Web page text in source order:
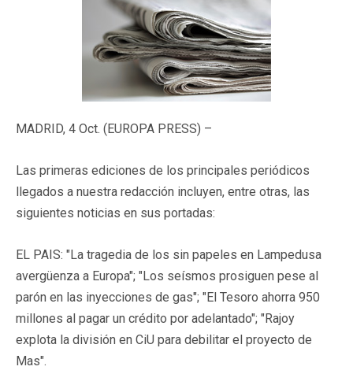
MADRID, 4 Oct. (EUROPA PRESS) –
Las primeras ediciones de los principales periódicos
llegados a nuestra redacción incluyen, entre otras, las
siguientes noticias en sus portadas:
EL PAIS: "La tragedia de los sin papeles en Lampedusa
avergüenza a Europa"; "Los seísmos prosiguen pese al
parón en las inyecciones de gas"; "El Tesoro ahorra 950
millones al pagar un crédito por adelantado"; "Rajoy
explota la división en CiU para debilitar el proyecto de
Mas".